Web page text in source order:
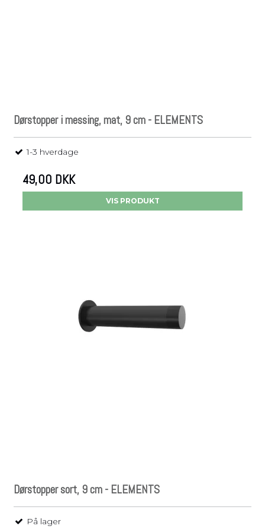
Dørstopper i messing, mat, 9 cm - ELEMENTS
1-3 hverdage
49,00 DKK
VIS PRODUKT
Dørstopper sort, 9 cm - ELEMENTS
På lager